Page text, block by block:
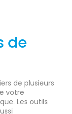
de
de plusieurs
votre
Les outils